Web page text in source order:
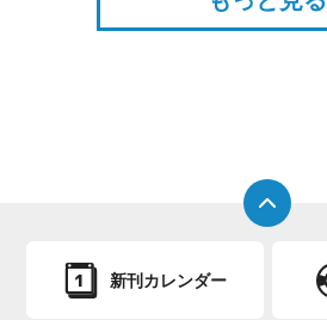
新刊カレンダー